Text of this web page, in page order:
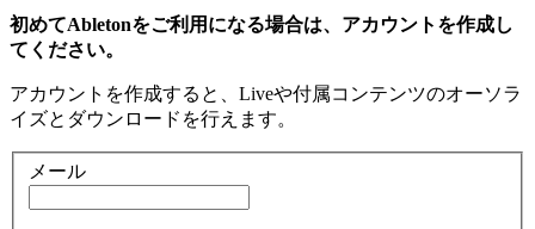
初めてAbletonをご利用になる場合は、アカウントを作成し
てください。
アカウントを作成すると、Liveや付属コンテンツのオーソラ
イズとダウンロードを行えます。
メール